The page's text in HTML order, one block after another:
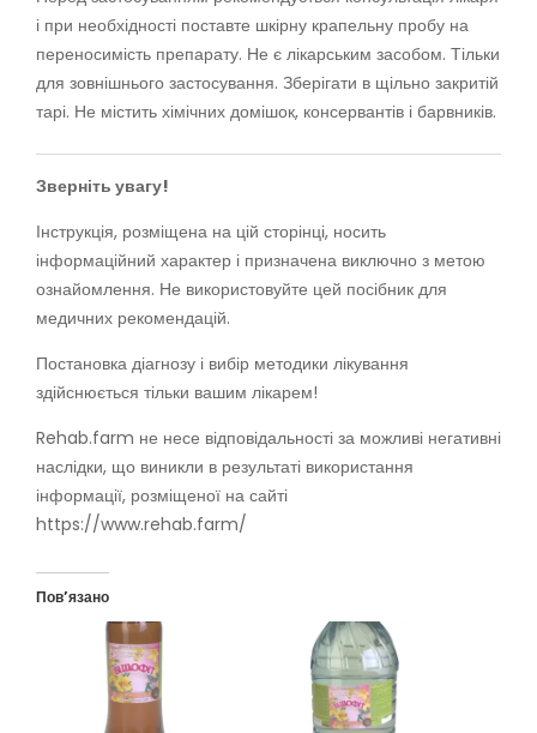
і при необхідності поставте шкірну крапельну пробу на
переносимість препарату. Не є лікарським засобом. Тільки
для зовнішнього застосування. Зберігати в щільно закритій
тарі. Не містить хімічних домішок, консервантів і барвників.
Зверніть увагу!
Інструкція, розміщена на цій сторінці, носить
інформаційний характер і призначена виключно з метою
ознайомлення. Не використовуйте цей посібник для
медичних рекомендацій.
Постановка діагнозу і вибір методики лікування
здійснюється тільки вашим лікарем!
Rehab.farm не несе відповідальності за можливі негативні
наслідки, що виникли в результаті використання
інформації, розміщеної на сайті
https://www.rehab.farm/
Пов’язано